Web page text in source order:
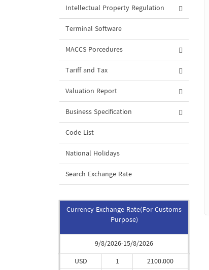
Intellectual Property Regulation
Terminal Software
MACCS Porcedures
Tariff and Tax
Valuation Report
Business Specification
Code List
National Holidays
Search Exchange Rate
Currency Exchange Rate(For Customs
Purpose)
9/8/2026-15/8/2026
USD
1
2100.000